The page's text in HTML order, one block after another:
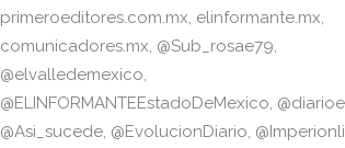
primeroeditores.com.mx elinformante.mx
comunicadores.mx @Sub_rosae79
@elvalledemexico
@ELINFORMANTEEstadoDeMexico
@Asi_sucede @EvolucionDiario